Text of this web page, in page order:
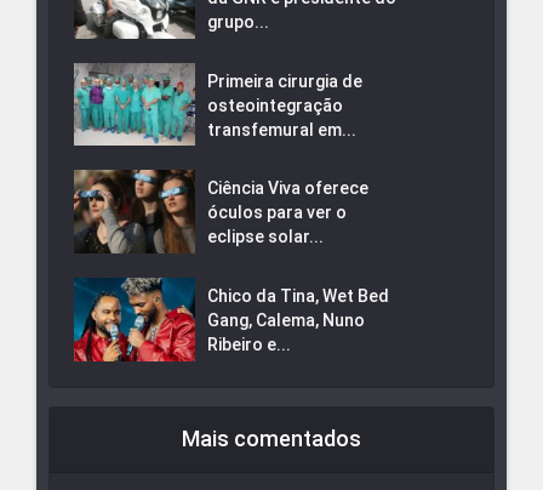
grupo...
Primeira cirurgia de
osteointegração
transfemural em...
Ciência Viva oferece
óculos para ver o
eclipse solar...
Chico da Tina, Wet Bed
Gang, Calema, Nuno
Ribeiro e...
Mais comentados